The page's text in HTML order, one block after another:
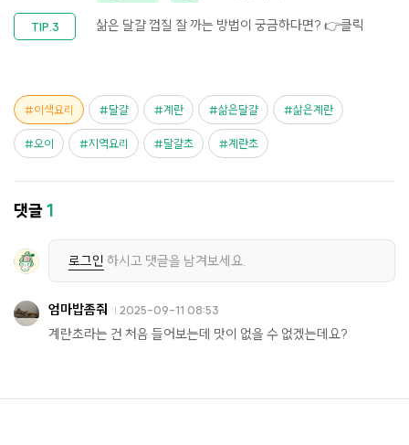
삶은 달걀 껍질 잘 까는 방법이 궁금하다면? 👉클릭
이색요리 달걀 계란 삶은달걀 삶은계란
오이 지역요리 달걀초 계란초
댓글1
로그인 하시고 댓글을 남겨보세요.
엄마밥좀줘 2025-09-11 08:53
계란초라는 건 처음 들어보는데 맛이 없을 수 없겠는데요?